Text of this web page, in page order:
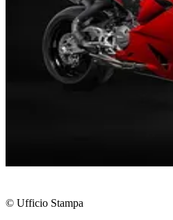
© Ufficio Stampa